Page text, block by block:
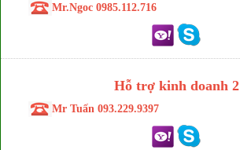
Mr.Ngoc 0985.112.716
Hỗ trợ kinh doanh 2
Mr Tuấn 093.229.9397